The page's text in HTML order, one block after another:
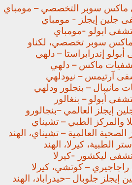
ماكس سوبر التخصصي – مومباي
جلين إيجلز - مومباي
ابولو -مومباي
سوبر تخصصي، لكناو
إندرابراستا – دلهي
ماكس – دلهي
آرتيمس – نيودلهي
مانيبال – بنجلور ودلهي
أبولو – بنغالور
إيجلز العالمي –بنجالورو
والمركز الطبي – تشيناي
الصحية العالمية – تشيناي، الهند
الطبية، كيرلا، الهند
ليكشور -كيرلا
– كوتشي، كيرلا
إيجلز جلوبال –حيدراباد، الهند